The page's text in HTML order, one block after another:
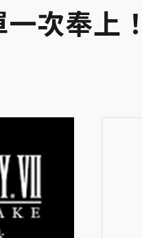
次奉上！